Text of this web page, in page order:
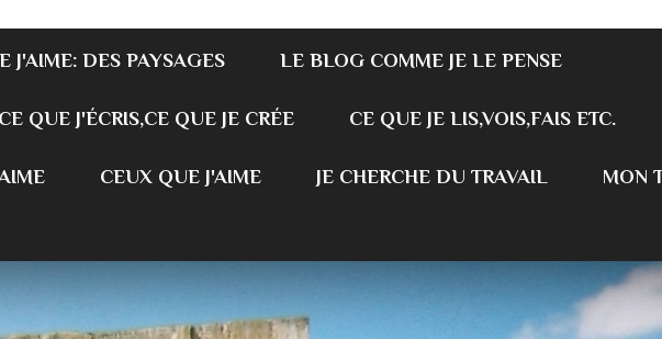
J'AIME: DES PAYSAGES LE BLOG COMME JE LE PENSE
CE QUE J'ÉCRIS,CE QUE JE CRÉE CE QUE JE LIS,VOIS,FAIS ETC.
CEUX QUE J'AIME JE CHERCHE DU TRAVAIL MON